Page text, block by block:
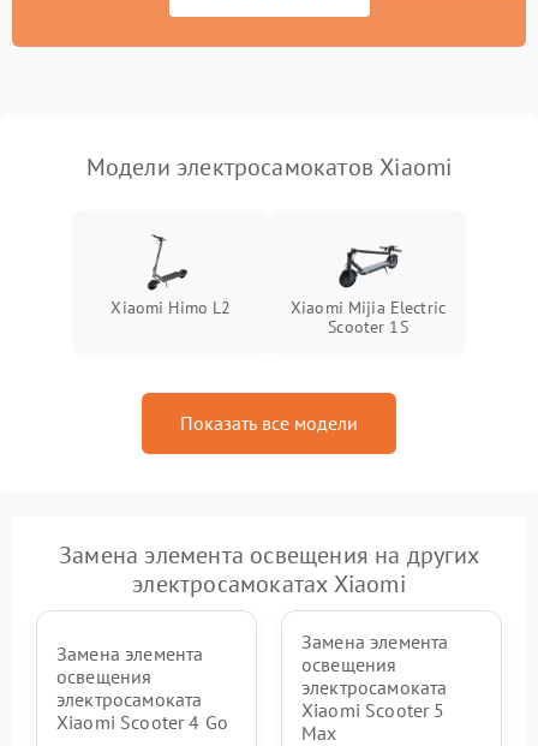
Модели электросамокатов Xiaomi
Xiaomi Himo L2
Xiaomi Mijia Electric
Scooter 1S
Показать все модели
Замена элемента освещения на других
электросамокатах Xiaomi
Замена элемента
освещения
электросамоката
Xiaomi Scooter 4 Go
Замена элемента
освещения
электросамоката
Xiaomi Scooter 5
Max